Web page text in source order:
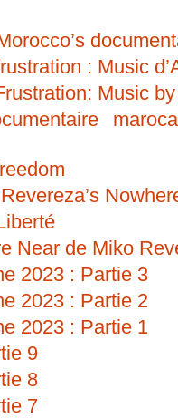
: Music
Music
Near de Miko
2023 : Partie 3
2023 : Partie 2
2023 : Partie 1
9
8
7